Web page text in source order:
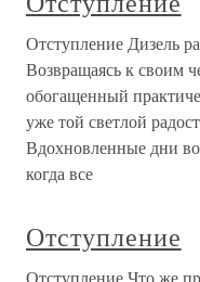
Отступление Дизель
Возвращаясь к своим
обогащенный
уже той светлой
Вдохновленные дни
когда все
Отступление
Отступление Что же